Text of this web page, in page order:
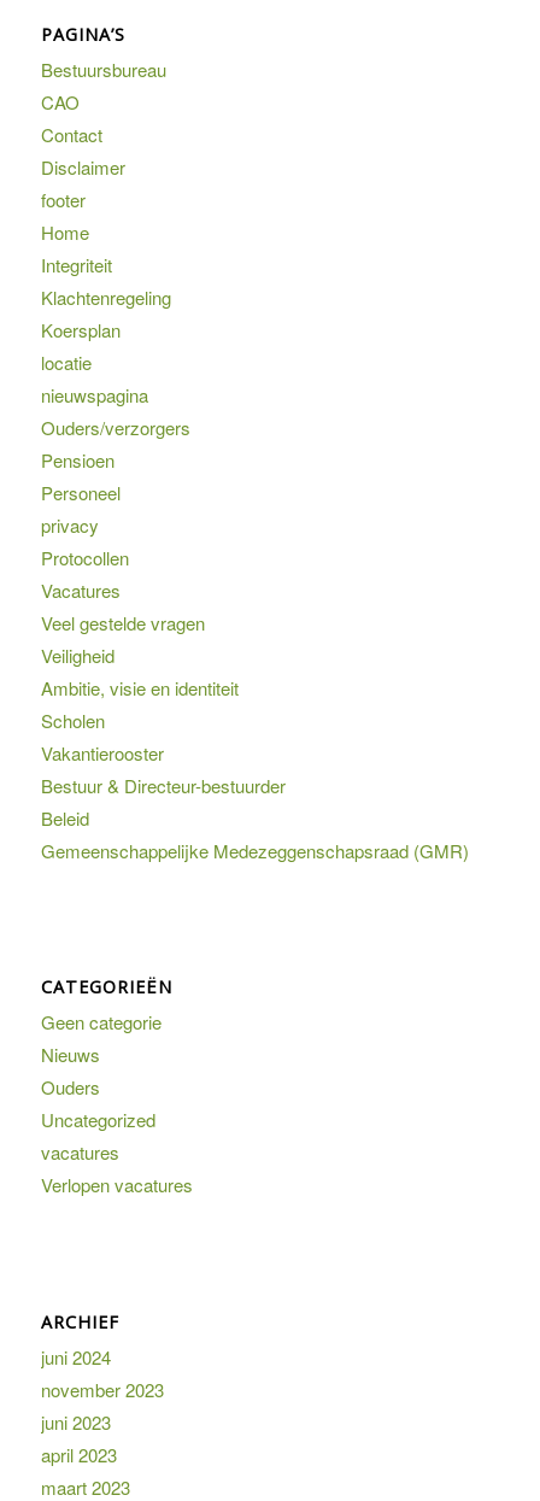
PAGINA’S
Bestuursbureau
CAO
Contact
Disclaimer
footer
Home
Integriteit
Klachtenregeling
Koersplan
locatie
nieuwspagina
Ouders/verzorgers
Pensioen
Personeel
privacy
Protocollen
Vacatures
Veel gestelde vragen
Veiligheid
Ambitie, visie en identiteit
Scholen
Vakantierooster
Bestuur & Directeur-bestuurder
Beleid
Gemeenschappelijke Medezeggenschapsraad (GMR)
CATEGORIEËN
Geen categorie
Nieuws
Ouders
Uncategorized
vacatures
Verlopen vacatures
ARCHIEF
juni 2024
november 2023
juni 2023
april 2023
maart 2023